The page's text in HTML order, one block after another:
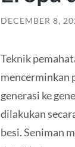
DECEMBER 8,
Teknik
mencerminkan
generasi ke
dilakukan
besi. Seniman